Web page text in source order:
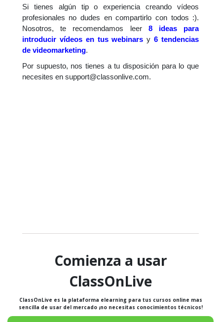
Si tienes algún tip o experiencia creando vídeos
profesionales no dudes en compartirlo con todos :).
Nosotros, te recomendamos leer 8 ideas para
introducir vídeos en tus webinars y6 tendencias
de videomarketing.
Por supuesto, nos tienes a tu disposición para lo que
necesites en support@classonlive.com.
Comienza a usar
ClassOnLive
ClassOnLive es la plataforma elearning para tus cursos online mas
sencilla de usar del mercado ¡no necesitas conocimientos técnicos!